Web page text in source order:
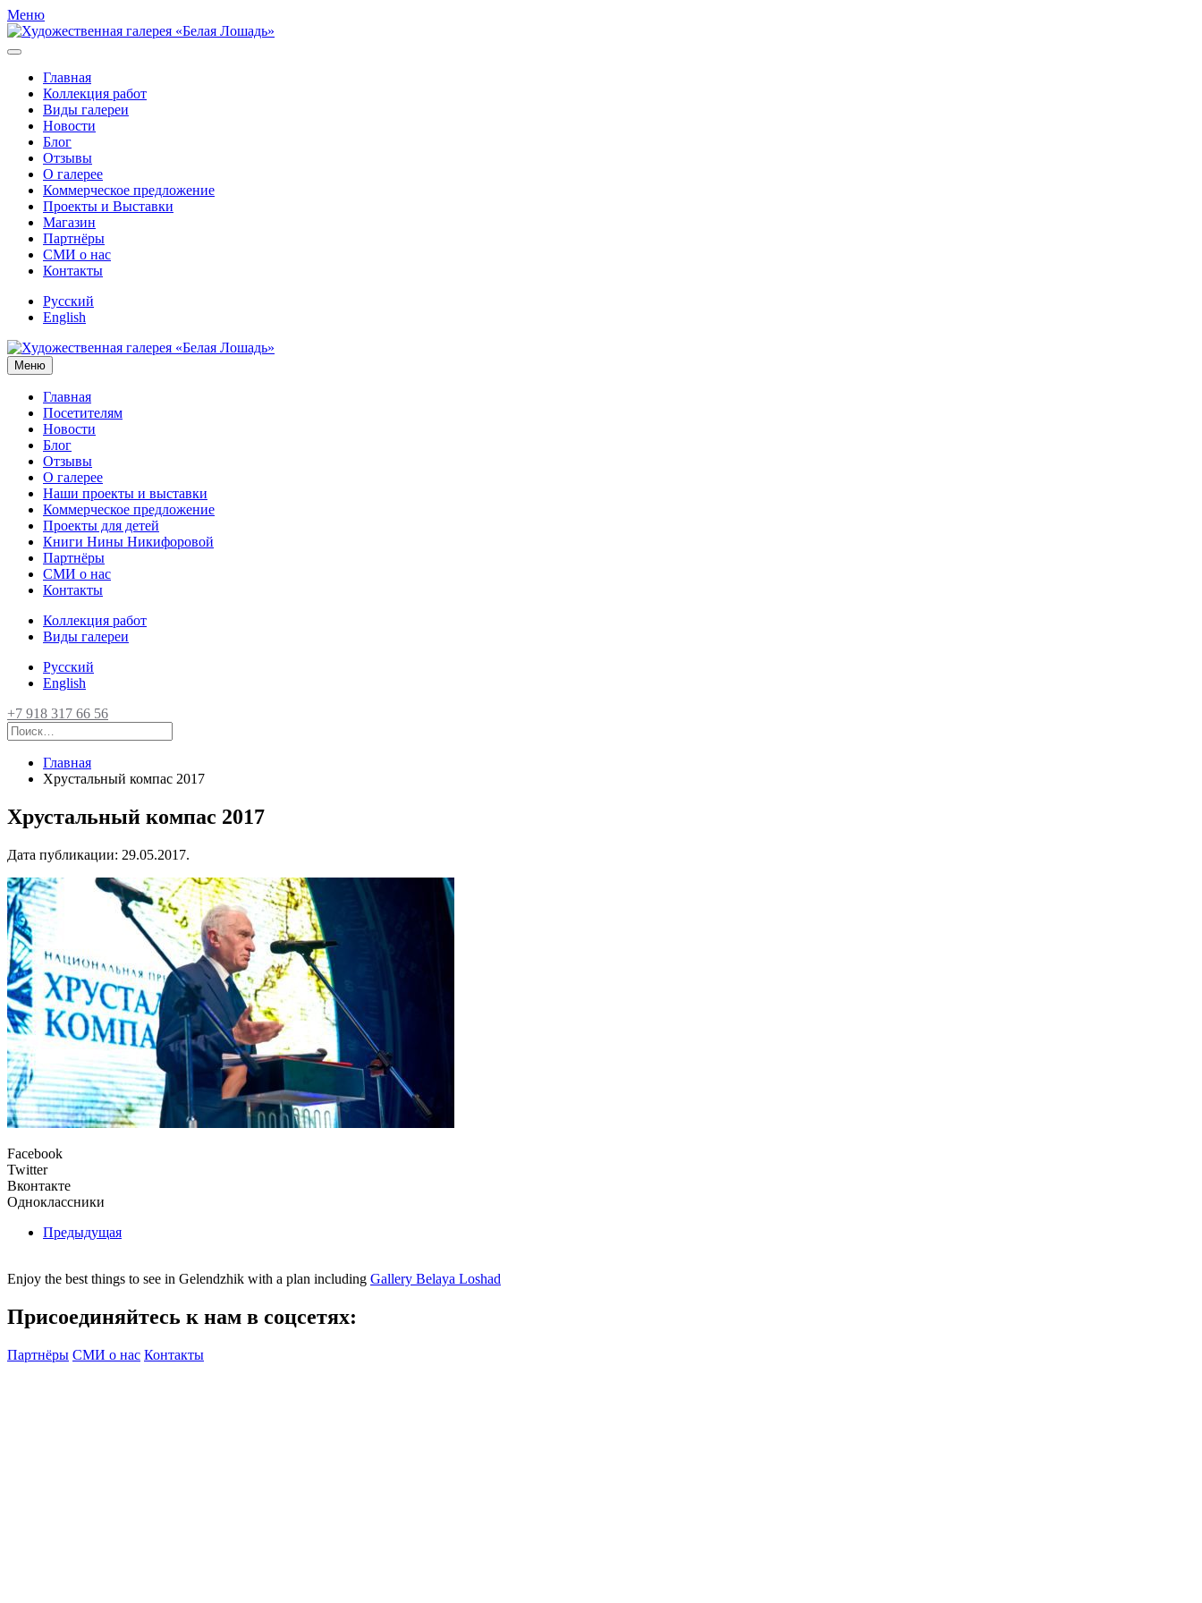
Меню
Главная
Коллекция работ
Виды галереи
Новости
Блог
Отзывы
О галерее
Коммерческое предложение
Проекты и Выставки
Магазин
Партнёры
СМИ о нас
Контакты
Русский
English
Меню
Главная
Посетителям
Новости
Блог
Отзывы
О галерее
Наши проекты и выставки
Коммерческое предложение
Проекты для детей
Книги Нины Никифоровой
Партнёры
СМИ о нас
Контакты
Коллекция работ
Виды галереи
Русский
English
+7 918 317 66 56
Главная
Хрустальный компас 2017
Хрустальный компас 2017
Дата публикации: 29.05.2017.
Facebook
Twitter
Вконтакте
Одноклассники
Предыдущая
Enjoy the best things to see in Gelendzhik with a plan including Gallery Belaya Loshad
Присоединяйтесь к нам в соцсетях:
Партнёры СМИ о нас Контакты